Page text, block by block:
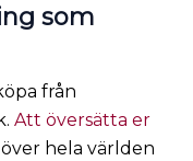
som
från
Att översätta er
hela världen